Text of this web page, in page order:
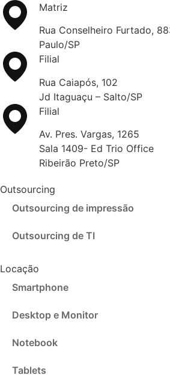
Matriz
Rua Conselheiro Furtado,
Paulo/SP
Filial
Rua Caiapós, 102
Jd Itaguaçu – Salto/SP
Filial
Av. Pres. Vargas, 1265
Sala 1409- Ed Trio Office
Ribeirão Preto/SP
Outsourcing
Outsourcing de impressão
Outsourcing de TI
Locação
Smartphone
Desktop e Monitor
Notebook
Tablets